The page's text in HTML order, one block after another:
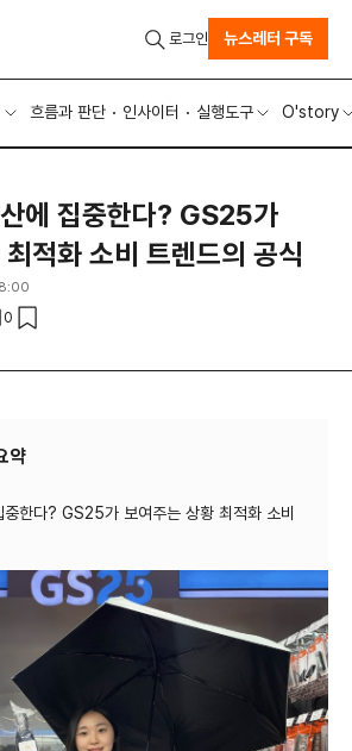
흐름과 판단 인사이터 실행도구 O'story
로그인 뉴스레터 구독
에 집중한다? GS25가
적화 소비 트렌드의 공식
0
약
중한다? GS25가 보여주는 상황 최적화 소비